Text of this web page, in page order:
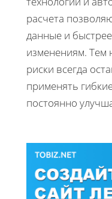
расчета
данные и
изменениям. Тем
риски всегда
применять
постоянно